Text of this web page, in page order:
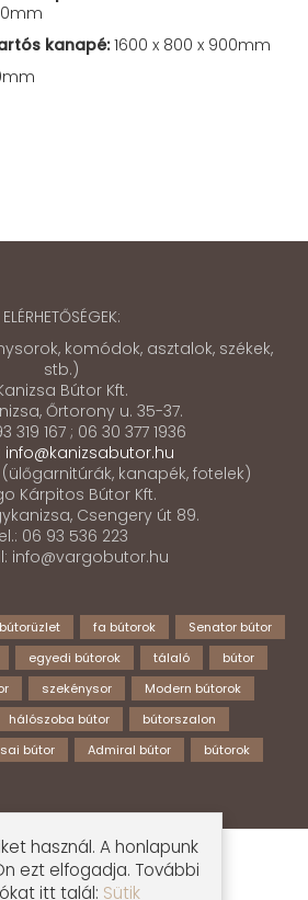
kanapé:1600 x 800 x 900mm
ELÉRHETŐSÉGEK:
komódok, asztalok, székek,
stb.)
Bútor Kft.
Őrtorony u. 35-37.
319 167 ; 06 30 377 1936
info@kanizsabutor.hu
kanapék, fotelek)
Kárpitos Bútor Kft.
Csengery út 89.
06 93 536 223
info@vargobutor.hu
bútorüzlet fa bútorok
Senator bútor
egyedi bútorok tálaló
bútor
szekénysor
Modern bútorok
hálószoba bútor
bútorszalon
bútor Admiral bútor
bútorok
| Készítette:Ideastyle
használ. A honlapunk
ezt elfogadja. További
itt talál: Sütik